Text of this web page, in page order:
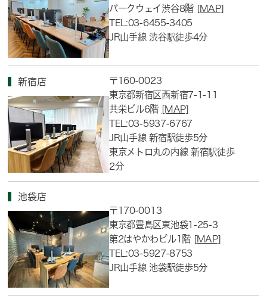
パークウェイ渋谷8階 [MAP]
TEL:03-6455-3405
JR山手線 渋谷駅徒歩4分
新宿店
〒160-0023
東京都新宿区西新宿7-1-11
共栄ビル6階 [MAP]
TEL:03-5937-6767
JR山手線 新宿駅徒歩5分
東京メトロ丸の内線 新宿駅徒歩
2分
池袋店
〒170-0013
東京都豊島区東池袋1-25-3
第2はやかわビル1階 [MAP]
TEL:03-5927-8753
JR山手線 池袋駅徒歩5分